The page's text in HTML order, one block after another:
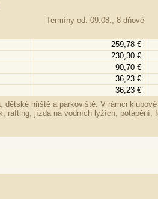
Termíny od: 09.08., 8 dňové
259,78 €
230,30 €
90,70 €
36,23 €
36,23 €
hřiště a parkoviště. V rámci
rafting, jízda na vodních lyžích,